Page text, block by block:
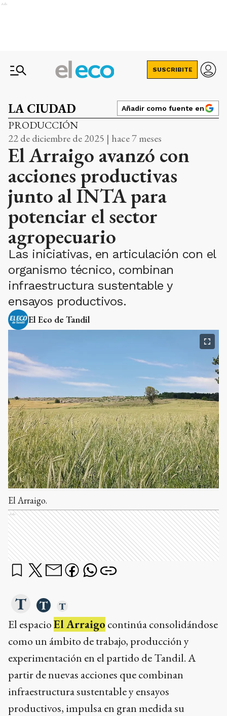
Ads
SUSCRIBITE
LA CIUDAD Añadir como fuente en
PRODUCCIÓN
22 de diciembre de 2025 | hace 7 meses
El Arraigo avanzó con
acciones productivas
junto al INTA para
potenciar el sector
agropecuario
Las iniciativas, en articulación con el
organismo técnico, combinan
infraestructura sustentable y
ensayos productivos.
El Eco de Tandil
El Arraigo.
Ads
El espacioEl Arraigo continúa consolidándose
como un ámbito de trabajo, producción y
experimentación en el partido de Tandil. A
partir de nuevas acciones que combinan
infraestructura sustentable y ensayos
productivos, impulsa en gran medida su